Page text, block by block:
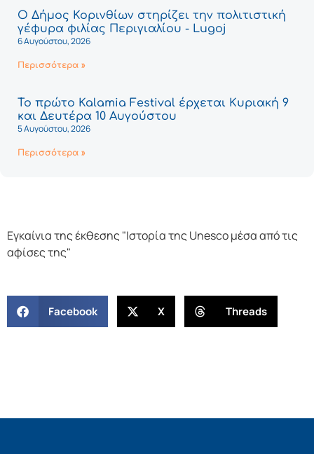
Ο Δήμος Κορινθίων στηρίζει την πολιτιστική
γέφυρα φιλίας Περιγιαλίου - Lugoj
6 Αυγούστου, 2026
Περισσότερα »
Το πρώτο Kalamia Festival έρχεται Κυριακή 9
και Δευτέρα 10 Αυγούστου
5 Αυγούστου, 2026
Περισσότερα »
Εγκαίνια της έκθεσης "Ιστορία της Unesco μέσα από τις
αφίσες της"
Facebook X Threads